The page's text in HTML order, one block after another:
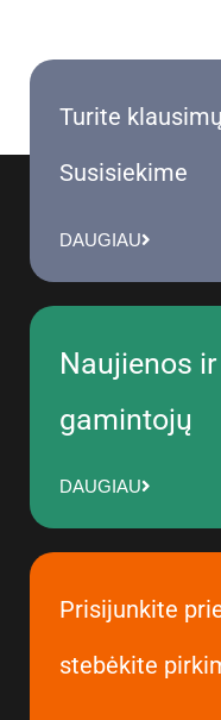
Turite
Susisiekime
DAUGIAU
Naujienos
gamintojų
DAUGIAU
Prisijunkite
stebėkite